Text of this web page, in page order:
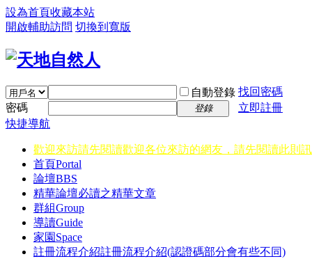
設為首頁收藏本站
開啟輔助訪問 切換到寬版
自動登錄 找回密碼
密碼
登錄
立即註冊
快捷導航
歡迎來訪請先閱讀歡迎各位來訪的網友，請先閱讀此則
首頁Portal
論壇BBS
精華論壇必讀之精華文章
群組Group
導讀Guide
家園 Space
註冊流程介紹註冊流程介紹(認證碼部分會有些不同)